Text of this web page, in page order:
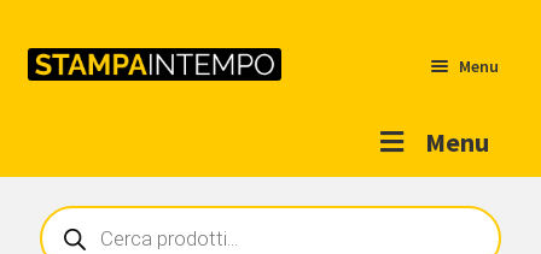
Menu
Menu
Outlet
Ricerca
prodotti